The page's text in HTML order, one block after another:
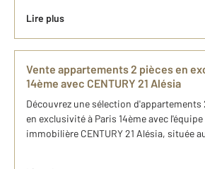
Lire plus
Vente appartements 2 pièces en
14ème avec CENTURY 21 Alésia
Découvrez une sélection d'appartements
en exclusivité à Paris 14ème avec
immobilière CENTURY 21 Alésia, située